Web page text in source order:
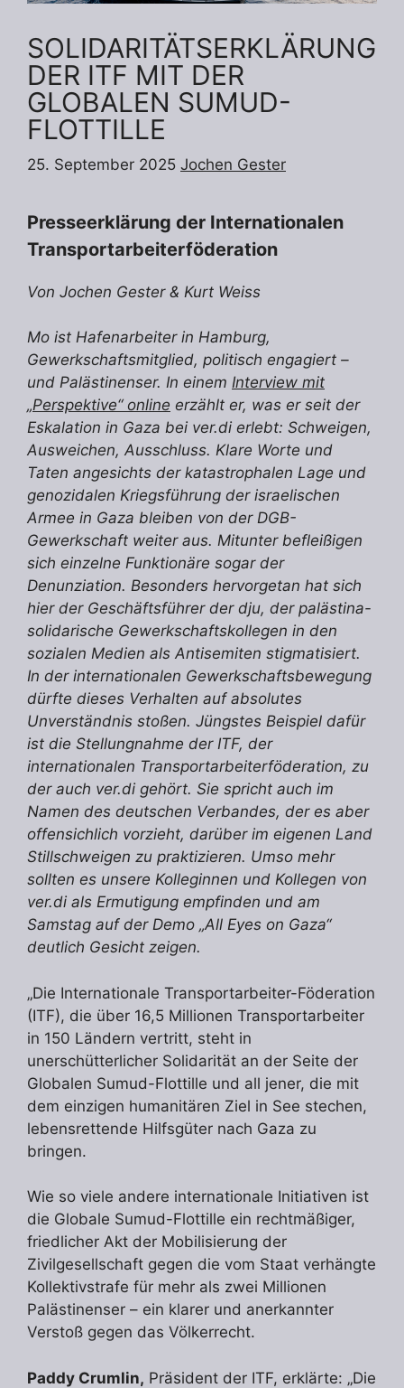
SOLIDARITÄTSERKLÄRUNG
DER ITF MIT DER
GLOBALEN SUMUD-
FLOTTILLE
25. September 2025 Jochen Gester
Presseerklärung der Internationalen
Transportarbeiterföderation
Von Jochen Gester & Kurt Weiss
Mo ist Hafenarbeiter in Hamburg,
Gewerkschaftsmitglied, politisch engagiert –
und Palästinenser. In einem Interview mit
„Perspektive“ online erzählt er, was er seit der
Eskalation in Gaza bei ver.di erlebt: Schweigen,
Ausweichen, Ausschluss. Klare Worte und
Taten angesichts der katastrophalen Lage und
genozidalen Kriegsführung der israelischen
Armee in Gaza bleiben von der DGB-
Gewerkschaft weiter aus. Mitunter befleißigen
sich einzelne Funktionäre sogar der
Denunziation. Besonders hervorgetan hat sich
hier der Geschäftsführer der dju, der palästina-
solidarische Gewerkschaftskollegen in den
sozialen Medien als Antisemiten stigmatisiert.
In der internationalen Gewerkschaftsbewegung
dürfte dieses Verhalten auf absolutes
Unverständnis stoßen. Jüngstes Beispiel dafür
ist die Stellungnahme der ITF, der
internationalen Transportarbeiterföderation, zu
der auch ver.di gehört. Sie spricht auch im
Namen des deutschen Verbandes, der es aber
offensichlich vorzieht, darüber im eigenen Land
Stillschweigen zu praktizieren. Umso mehr
sollten es unsere Kolleginnen und Kollegen von
ver.di als Ermutigung empfinden und am
Samstag auf der Demo „All Eyes on Gaza“
deutlich Gesicht zeigen.
„Die Internationale Transportarbeiter-Föderation
(ITF), die über 16,5 Millionen Transportarbeiter
in 150 Ländern vertritt, steht in
unerschütterlicher Solidarität an der Seite der
Globalen Sumud-Flottille und all jener, die mit
dem einzigen humanitären Ziel in See stechen,
lebensrettende Hilfsgüter nach Gaza zu
bringen.
Wie so viele andere internationale Initiativen ist
die Globale Sumud-Flottille ein rechtmäßiger,
friedlicher Akt der Mobilisierung der
Zivilgesellschaft gegen die vom Staat verhängte
Kollektivstrafe für mehr als zwei Millionen
Palästinenser – ein klarer und anerkannter
Verstoß gegen das Völkerrecht.
Paddy Crumlin, Präsident der ITF, erklärte: „Die